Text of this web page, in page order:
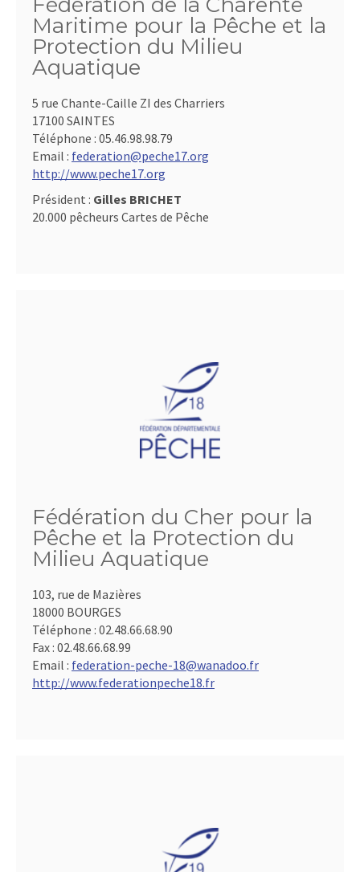
Maritime pour la Pêche et la
Protection du Milieu
Aquatique
5 rue Chante-Caille ZI des Charriers
17100 SAINTES
Téléphone : 05.46.98.98.79
Email : federation@peche17.org
http://www.peche17.org
Président : Gilles BRICHET
20.000 pêcheurs Cartes de Pêche
Fédération du Cher pour la
Pêche et la Protection du
Milieu Aquatique
103, rue de Mazières
18000 BOURGES
Téléphone : 02.48.66.68.90
Fax : 02.48.66.68.99
Email : federation-peche-18@wanadoo.fr
http://www.federationpeche18.fr